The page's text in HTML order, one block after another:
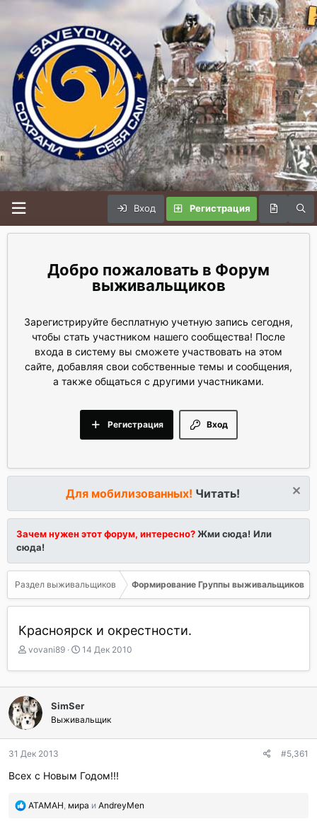
Вход Регистрация
Форум
выживальщиков
Зарегистрируйте бесплатную учетную запись сегодня,
чтобы стать участником нашего сообщества! После
входа в систему вы сможете участвовать на этом
сайте, добавляя свои собственные темы и сообщения,
а также общаться с другими участниками.
Вход
Регистрация
Для мобилизованных! Читать!
Зачем нужен этот форум, интересно?Жми сюда! Или
сюда!
Раздел выживальщиков Формирование Группы выживальщиков
Красноярск и окрестности.
А
т
о
р
т
е
м
ы
vovani89
Д
т
а
а
ч
а
14 Дек 2010
SimSer
Выживальщик
31 Дек 2013 #5,361
Всех с Новым Годом!!!
П
ATAMAH, мира и AndreyMen